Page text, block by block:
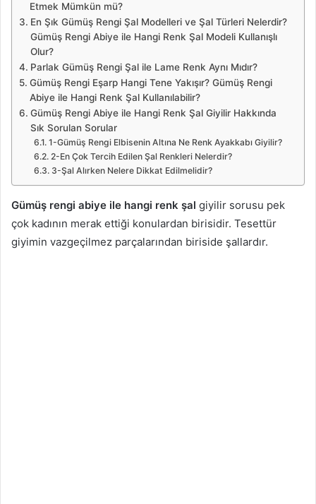
Etmek Mümkün mü?
En Şık Gümüş Rengi Şal Modelleri ve Şal Türleri Nelerdir?
Gümüş Rengi Abiye ile Hangi Renk Şal Modeli Kullanışlı
Olur?
Parlak Gümüş Rengi Şal ile Lame Renk Aynı Mıdır?
Gümüş Rengi Eşarp Hangi Tene Yakışır? Gümüş Rengi
Abiye ile Hangi Renk Şal Kullanılabilir?
Gümüş Rengi Abiye ile Hangi Renk Şal Giyilir Hakkında
Sık Sorulan Sorular
1-Gümüş Rengi Elbisenin Altına Ne Renk Ayakkabı Giyilir?
2-En Çok Tercih Edilen Şal Renkleri Nelerdir?
3-Şal Alırken Nelere Dikkat Edilmelidir?
Gümüş rengi abiye ile hangi renk şal giyilir sorusu pek
çok kadının merak ettiği konulardan birisidir. Tesettür
giyimin vazgeçilmez parçalarından biriside şallardır.